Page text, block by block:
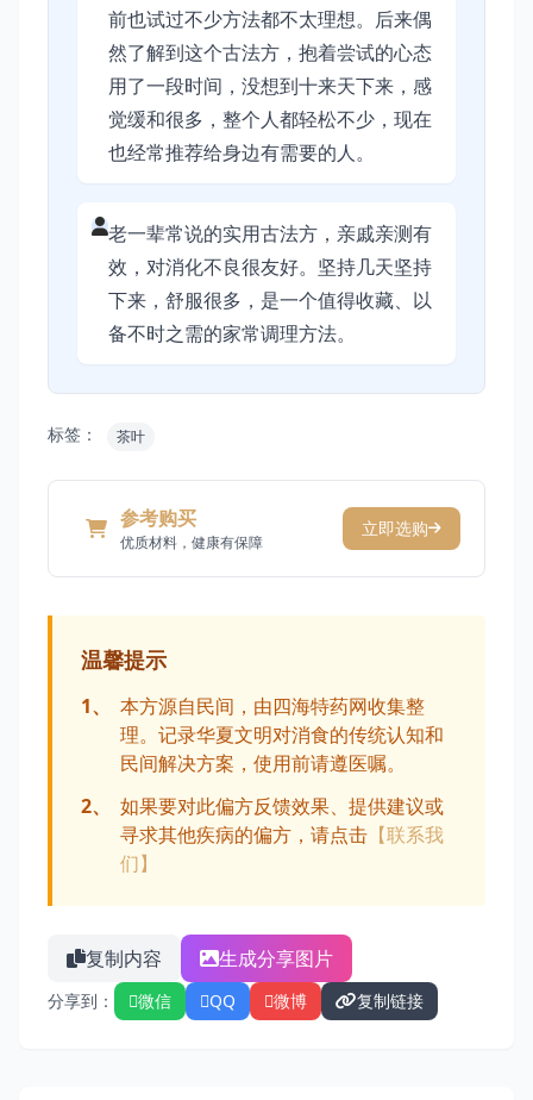
前也试过不少方法都不太理想。后来偶
然了解到这个古法方，抱着尝试的心态
用了一段时间，没想到十来天下来，感
觉缓和很多，整个人都轻松不少，现在
也经常推荐给身边有需要的人。
老一辈常说的实用古法方，亲戚亲测有
效，对消化不良很友好。坚持几天坚持
下来，舒服很多，是一个值得收藏、以
备不时之需的家常调理方法。
标签： 茶叶
参考购买
优质材料，健康有保障
立即选购
温馨提示
1、
本方源自民间，由四海特药网收集整
理。记录华夏文明对消食的传统认知和
民间解决方案，使用前请遵医嘱。
2、
如果要对此偏方反馈效果、提供建议或
寻求其他疾病的偏方，请点击 【联系我
们】
复制内容 生成分享图片
分享到： 微信 QQ 微博 复制链接